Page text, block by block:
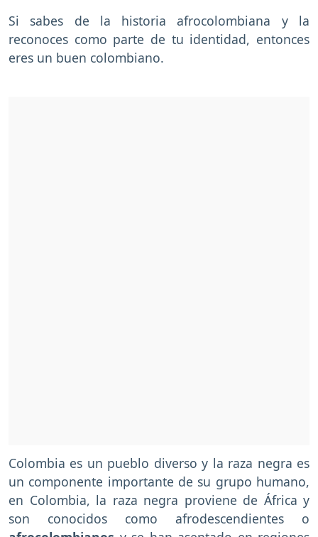
Si sabes de la historia afrocolombiana y la
reconoces como parte de tu identidad, entonces
eres un buen colombiano.
Colombia es un pueblo diverso y la raza negra es
un componente importante de su grupo humano,
en Colombia, la raza negra proviene de África y
son conocidos como afrodescendientes o